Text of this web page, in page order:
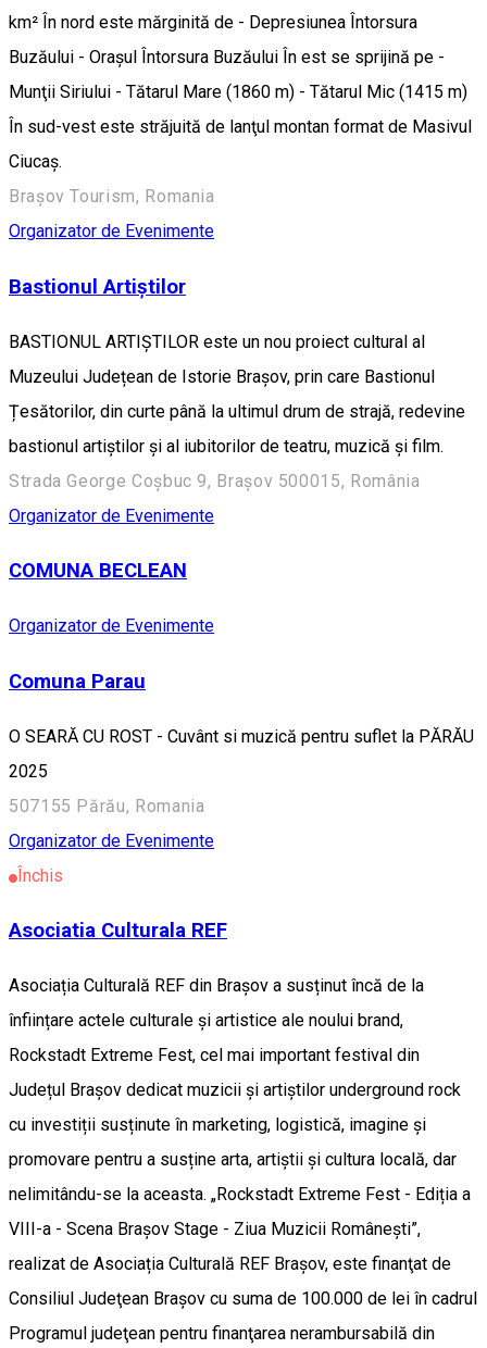
km² În nord este mărginită de - Depresiunea Întorsura
Buzăului - Oraşul Întorsura Buzăului În est se sprijină pe -
Munţii Siriului - Tătarul Mare (1860 m) - Tătarul Mic (1415 m)
În sud-vest este străjuită de lanţul montan format de Masivul
Ciucaş.
Brașov Tourism, Romania
Organizator de Evenimente
Bastionul Artiștilor
BASTIONUL ARTIȘTILOR este un nou proiect cultural al
Muzeului Județean de Istorie Brașov, prin care Bastionul
Țesătorilor, din curte până la ultimul drum de strajă, redevine
bastionul artiștilor și al iubitorilor de teatru, muzică și film.
Strada George Coșbuc 9, Brașov 500015, România
Organizator de Evenimente
COMUNA BECLEAN
Organizator de Evenimente
Comuna Parau
O SEARĂ CU ROST - Cuvânt si muzică pentru suflet la PĂRĂU
2025
507155 Părău, Romania
Organizator de Evenimente
Închis
Asociatia Culturala REF
Asociația Culturală REF din Brașov a susținut încă de la
înființare actele culturale și artistice ale noului brand,
Rockstadt Extreme Fest, cel mai important festival din
Județul Brașov dedicat muzicii și artiștilor underground rock
cu investiții susținute în marketing, logistică, imagine și
promovare pentru a susține arta, artiștii și cultura locală, dar
nelimitându-se la aceasta. „Rockstadt Extreme Fest - Ediția a
VIII-a - Scena Brașov Stage - Ziua Muzicii Românești”,
realizat de Asociația Culturală REF Brașov, este finanţat de
Consiliul Judeţean Braşov cu suma de 100.000 de lei în cadrul
Programul judeţean pentru finanţarea nerambursabilă din